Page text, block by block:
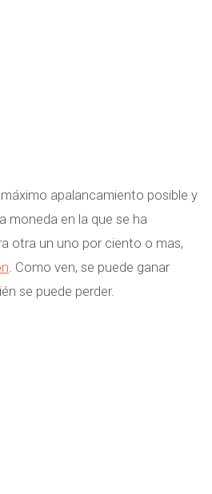
apalancamiento posible y
moneda en la que se ha
otra un uno por ciento o mas,
. Como ven, se puede ganar
se puede perder.